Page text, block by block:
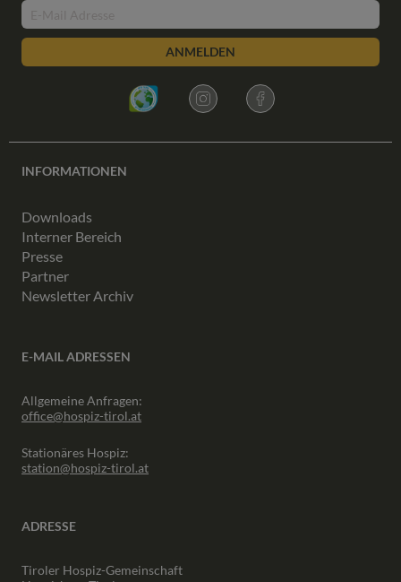
ANMELDEN
INFORMATIONEN
Downloads
Interner Bereich
Presse
Partner
Newsletter Archiv
E-MAIL ADRESSEN
Allgemeine Anfragen:
office@hospiz-tirol.at
Stationäres Hospiz:
station@hospiz-tirol.at
ADRESSE
Tiroler Hospiz-Gemeinschaft